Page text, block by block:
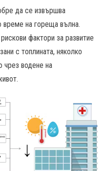
да се извършва
време на гореща вълна.
фактори за развитие
с топлината, няколко
чрез водене на